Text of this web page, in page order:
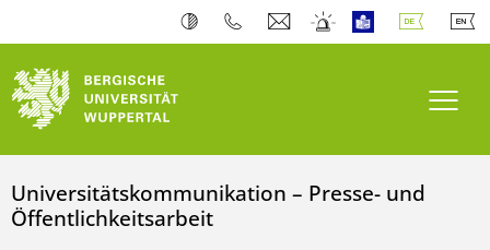
Universitätskommunikation – Presse- und
Öffentlichkeitsarbeit